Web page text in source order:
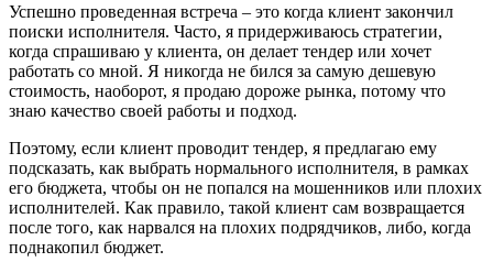
Успешно проведенная встреча – это когда клиент закончил
поиски исполнителя. Часто, я придерживаюсь стратегии,
когда спрашиваю у клиента, он делает тендер или хочет
работать со мной. Я никогда не бился за самую дешевую
стоимость, наоборот, я продаю дороже рынка, потому что
знаю качество своей работы и подход.
Поэтому, если клиент проводит тендер, я предлагаю ему
подсказать, как выбрать нормального исполнителя, в рамках
его бюджета, чтобы он не попался на мошенников или плохих
исполнителей. Как правило, такой клиент сам возвращается
после того, как нарвался на плохих подрядчиков, либо, когда
поднакопил бюджет.